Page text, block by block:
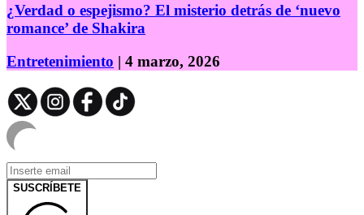
¿Verdad o espejismo? El misterio detrás de ‘nuevo
romance’ de Shakira
Entretenimiento | 4 marzo, 2026
SUSCRÍBETE